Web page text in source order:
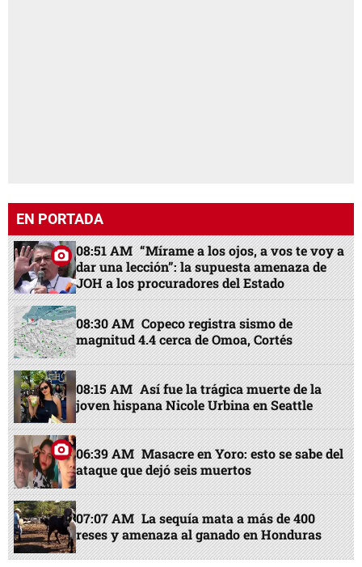
EN PORTADA
08:51 AM “Mírame a los ojos, a vos te voy a
dar una lección”: la supuesta amenaza de
JOH a los procuradores del Estado
08:30 AM Copeco registra sismo de
magnitud 4.4 cerca de Omoa, Cortés
08:15 AM Así fue la trágica muerte de la
joven hispana Nicole Urbina en Seattle
06:39 AM Masacre en Yoro: esto se sabe del
ataque que dejó seis muertos
07:07 AM La sequía mata a más de 400
reses y amenaza al ganado en Honduras